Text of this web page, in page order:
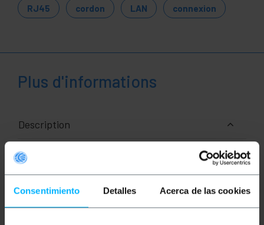
Consentimiento Detalles Acerca de las cookies
RJ45 cordon LAN connexion
Plus d'informations
Description
Câbles réseau Ethernet RJ45 de catégorie 5e FTP
standardisée. Il est monté avec un couvercle en PVC
au niveau domestique et professionnel (usage